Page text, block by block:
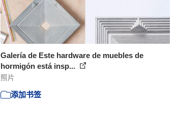
Galería de Este hardware de muebles de
hormigón está insp...
照片
添加书签